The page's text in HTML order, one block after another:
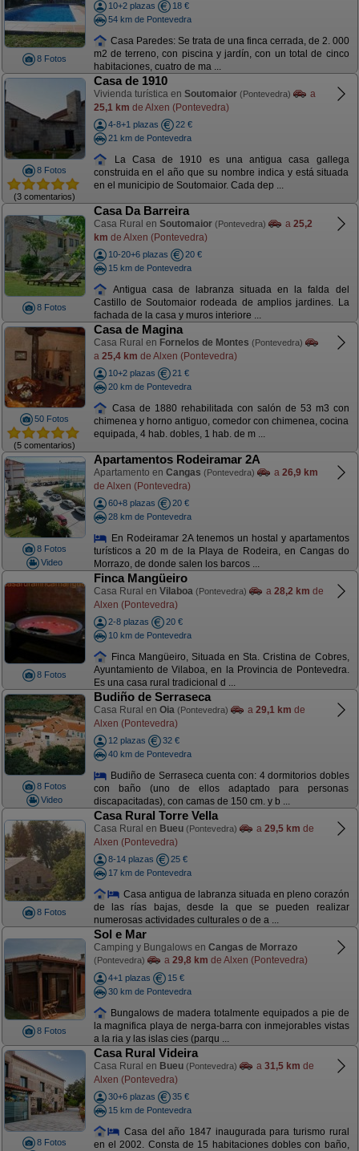
8 Fotos
10+2 plazas
18 €
54 km de Pontevedra
Casa Paredes: Se trata de una finca cerrada, de 2. 000
m2 de terreno, con piscina y jardín, con un total de cinco
habitaciones, cuatro de ma ...
8 Fotos
(3 comentarios)
Casa de 1910
Vivienda turística en Soutomaior (Pontevedra)
a
25,1 km de Alxen (Pontevedra)
4-8+1 plazas
22 €
21 km de Pontevedra
La Casa de 1910 es una antigua casa gallega
construida en el año que su nombre indica y está situada
en el municipio de Soutomaior. Cada dep ...
8 Fotos
Casa Da Barreira
Casa Rural en Soutomaior (Pontevedra) a 25,2
km de Alxen (Pontevedra)
10-20+6 plazas
20 €
15 km de Pontevedra
Antigua casa de labranza situada en la falda del
Castillo de Soutomaior rodeada de amplios jardines. La
fachada de la casa y muros interiore ...
50 Fotos
(5 comentarios)
Casa de Magina
Casa Rural en Fornelos de Montes (Pontevedra)
a 25,4 km de Alxen (Pontevedra)
10+2 plazas
21 €
20 km de Pontevedra
Casa de 1880 rehabilitada con salón de 53 m3 con
chimenea y horno antiguo, comedor con chimenea, cocina
equipada, 4 hab. dobles, 1 hab. de m ...
8 Fotos
Video
Apartamentos Rodeiramar 2A
Apartamento en Cangas (Pontevedra) a 26,9 km
de Alxen (Pontevedra)
60+8 plazas
20 €
28 km de Pontevedra
En Rodeiramar 2A tenemos un hostal y apartamentos
turísticos a 20 m de la Playa de Rodeira, en Cangas do
Morrazo, de donde salen los barcos ...
8 Fotos
Finca Mangüeiro
Casa Rural en Vilaboa (Pontevedra) a 28,2 km de
Alxen (Pontevedra)
2-8 plazas
20 €
10 km de Pontevedra
Finca Mangüeiro, Situada en Sta. Cristina de Cobres,
Ayuntamiento de Vilaboa, en la Provincia de Pontevedra.
Es una casa rural tradicional d ...
8 Fotos
Video
Budiño de Serraseca
Casa Rural en Oia (Pontevedra) a 29,1 km de
Alxen (Pontevedra)
12 plazas
32 €
40 km de Pontevedra
Budiño de Serraseca cuenta con: 4 dormitorios dobles
con baño (uno de ellos adaptado para personas
discapacitadas), con camas de 150 cm. y b ...
8 Fotos
Casa Rural Torre Vella
Casa Rural en Bueu (Pontevedra) a 29,5 km de
Alxen (Pontevedra)
8-14 plazas
25 €
17 km de Pontevedra
Casa antigua de labranza situada en pleno corazón
de las rías bajas, desde la que se pueden realizar
numerosas actividades culturales o de a ...
8 Fotos
Sol e Mar
Camping y Bungalows en Cangas de Morrazo
(Pontevedra) a 29,8 km de Alxen (Pontevedra)
4+1 plazas
15 €
30 km de Pontevedra
Bungalows de madera totalmente equipados a pie de
la magnifica playa de nerga-barra con inmejorables vistas
a la ria y las islas cies (parqu ...
8 Fotos
Casa Rural Videira
Casa Rural en Bueu (Pontevedra) a 31,5 km de
Alxen (Pontevedra)
30+6 plazas
35 €
15 km de Pontevedra
Casa del año 1847 inaugurada para turismo rural
en el 2002. Consta de 15 habitaciones dobles con baño,